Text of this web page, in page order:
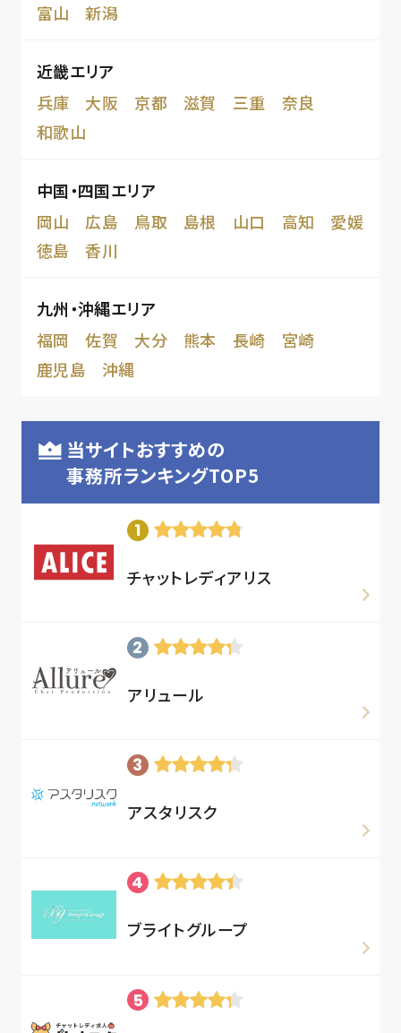
富山
新潟
近畿エリア
兵庫
大阪 京都 滋賀 三重
奈良
和歌山
中国・四国エリア
岡山
広島 鳥取 島根 山口 高知
愛媛
徳島
香川
九州・沖縄エリア
福岡
佐賀 大分 熊本 長崎
宮崎
鹿児島
沖縄
当サイトおすすめの
事務所ランキングTOP5
チャットレディアリス
アリュール
アスタリスク
ブライトグループ